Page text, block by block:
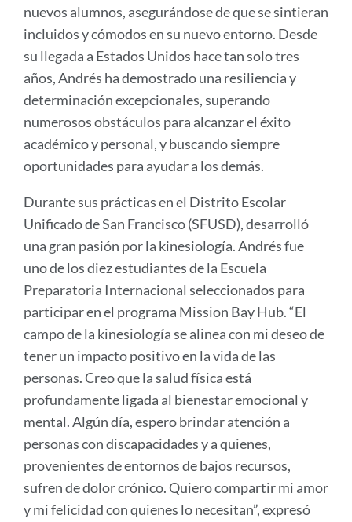
nuevos alumnos, asegurándose de que se sintieran
incluidos y cómodos en su nuevo entorno. Desde
su llegada a Estados Unidos hace tan solo tres
años, Andrés ha demostrado una resiliencia y
determinación excepcionales, superando
numerosos obstáculos para alcanzar el éxito
académico y personal, y buscando siempre
oportunidades para ayudar a los demás.
Durante sus prácticas en el Distrito Escolar
Unificado de San Francisco (SFUSD), desarrolló
una gran pasión por la kinesiología. Andrés fue
uno de los diez estudiantes de la Escuela
Preparatoria Internacional seleccionados para
participar en el programa Mission Bay Hub. “El
campo de la kinesiología se alinea con mi deseo de
tener un impacto positivo en la vida de las
personas. Creo que la salud física está
profundamente ligada al bienestar emocional y
mental. Algún día, espero brindar atención a
personas con discapacidades y a quienes,
provenientes de entornos de bajos recursos,
sufren de dolor crónico. Quiero compartir mi amor
y mi felicidad con quienes lo necesitan”, expresó